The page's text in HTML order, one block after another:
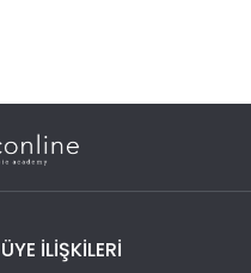
ÜYE ILIŞKILERI